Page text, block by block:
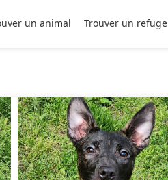
un animal Trouver un refuge